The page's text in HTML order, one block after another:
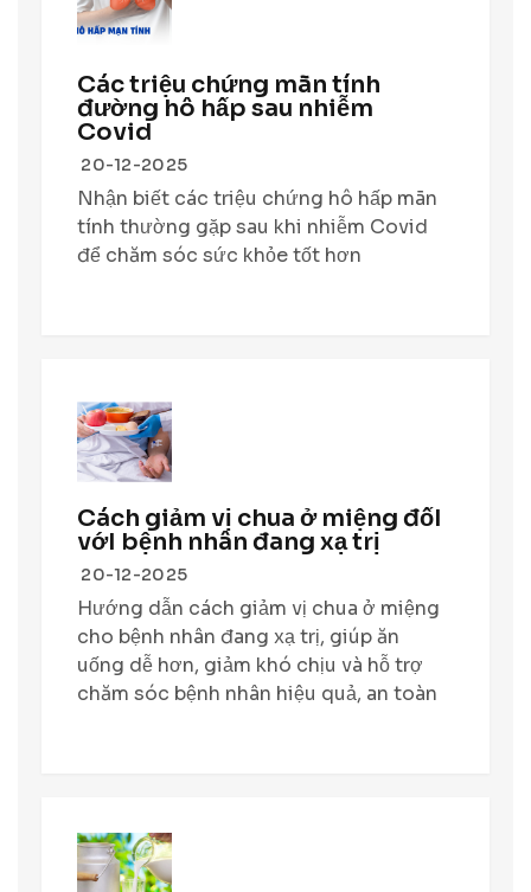
Các triệu chứng mãn tính
đường hô hấp sau nhiễm
Covid
20-12-2025
Nhận biết các triệu chứng hô hấp mãn
tính thường gặp sau khi nhiễm Covid
để chăm sóc sức khỏe tốt hơn
Cách giảm vị chua ở miệng đốI
vớI bệnh nhân đang xạ trị
20-12-2025
Hướng dẫn cách giảm vị chua ở miệng
cho bệnh nhân đang xạ trị, giúp ăn
uống dễ hơn, giảm khó chịu và hỗ trợ
chăm sóc bệnh nhân hiệu quả, an toàn